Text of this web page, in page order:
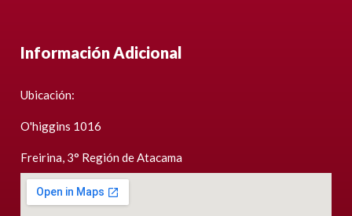
Información Adicional
Ubicación:
O'higgins 1016
Freirina, 3° Región de Atacama